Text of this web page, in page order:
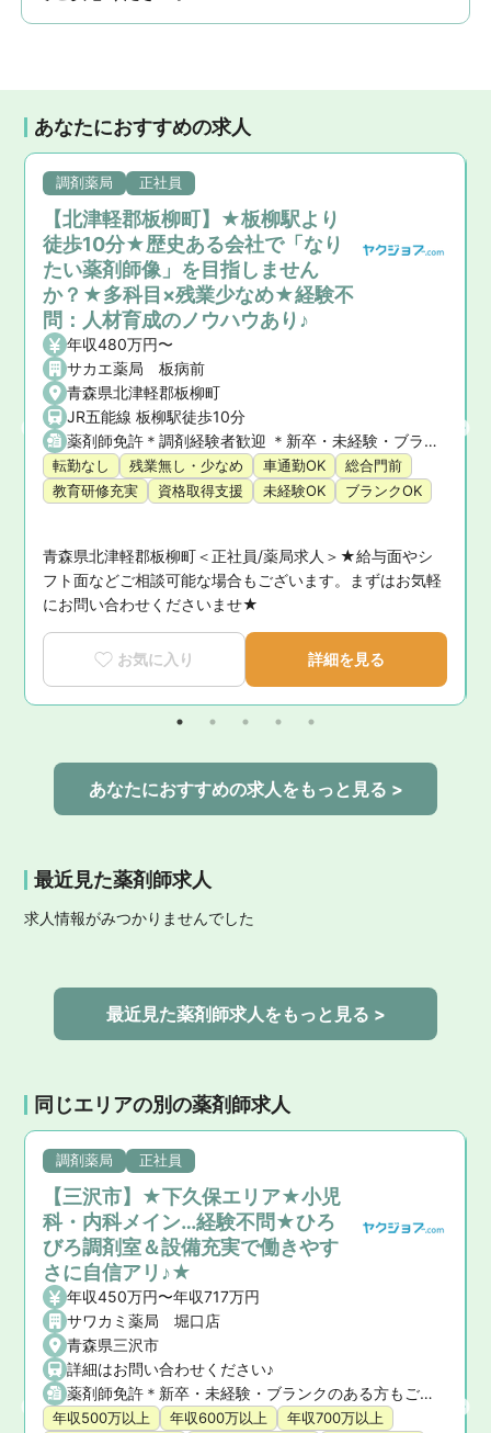
あなたにおすすめの求人
調剤薬局 正社員
【北津軽郡板柳町】★板柳駅より
徒歩10分★歴史ある会社で「なり
たい薬剤師像」を目指しません
か？★多科目×残業少なめ★経験不
問：人材育成のノウハウあり♪
年収480万円〜
サカエ薬局 板病前
青森県北津軽郡板柳町
JR五能線 板柳駅徒歩10分
薬剤師免許＊調剤経験者歓迎 ＊新卒・未経験・ブランクの方も応相談
転勤なし 残業無し・少なめ 車通勤OK
総合門前
教育研修充実
資格取得支援 未経験OK ブランクOK
青森県北津軽郡板柳町＜正社員/薬局求人＞★給与面やシ
フト面などご相談可能な場合もございます。まずはお気軽
にお問い合わせくださいませ★
お気に入り 詳細を見る
あなたにおすすめの求人をもっと見る >
最近見た薬剤師求人
求人情報がみつかりませんでした
最近見た薬剤師求人をもっと見る >
同じエリアの別の薬剤師求人
調剤薬局 正社員
【三沢市】★下久保エリア★小児
科・内科メイン…経験不問★ひろ
びろ調剤室＆設備充実で働きやす
さに自信アリ♪★
年収450万円〜年収717万円
サワカミ薬局 堀口店
青森県三沢市
詳細はお問い合わせください♪
薬剤師免許＊新卒・未経験・ブランクのある方もご相談ください
年収500万以上 年収600万以上
年収700万以上